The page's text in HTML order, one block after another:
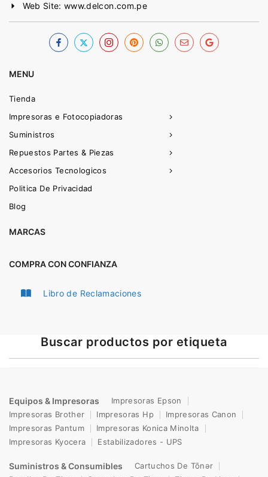
Web Site: www.delcon.com.pe
MENU
Tienda
Impresoras e Fotocopiadoras
Suministros
Repuestos Partes & Piezas
Accesorios Tecnologicos
Politica De Privacidad
Blog
MARCAS
COMPRA CON CONFIANZA
Libro de Reclamaciones
Buscar productos por etiqueta
Equipos & Impresoras
Impresoras Epson
Impresoras Brother
Impresoras Hp
Impresoras Canon
Impresoras Pantum
Impresoras Konica Minolta
Impresoras Kyocera
Estabilizadores - UPS
Suministros & Consumibles
Cartuchos De Tōnər